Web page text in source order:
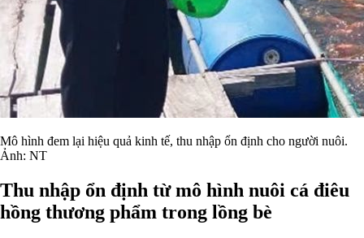
Mô hình đem lại hiệu quả kinh tế, thu nhập ổn định cho người nuôi.
Ảnh: NT
Thu nhập ổn định từ mô hình nuôi cá điêu
hồng thương phẩm trong lồng bè